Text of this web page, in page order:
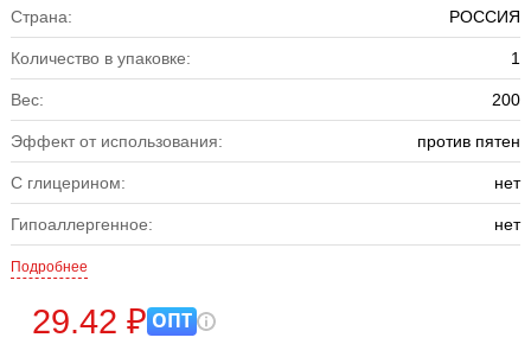
Страна: РОССИЯ
Количество в упаковке: 1
Вес: 200
Эффект от использования: против пятен
С глицерином: нет
Гипоаллергенное: нет
Подробнее
29.42 ₽ ОПТ